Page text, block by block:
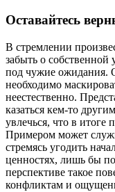
Оставайтесь
В стремлении
забыть о собственной
под чужие ожидания.
необходимо
неестественно.
казаться кем-то
увлечься, что в итоге
Примером может
стремясь угодить
ценностях, лишь бы
перспективе такое
конфликтам и